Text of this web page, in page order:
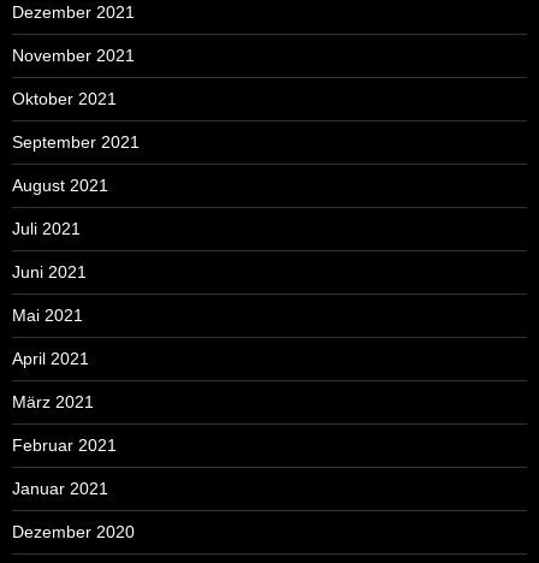
Dezember 2021
November 2021
Oktober 2021
September 2021
August 2021
Juli 2021
Juni 2021
Mai 2021
April 2021
März 2021
Februar 2021
Januar 2021
Dezember 2020